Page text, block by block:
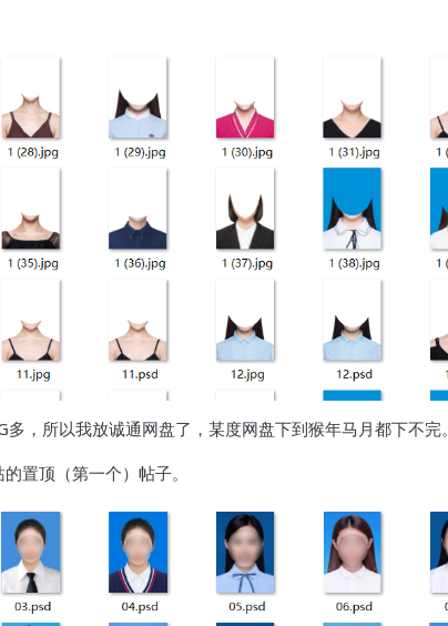
，所以我放诚通网盘了，某度网盘下到猴年马月都下不完。
置顶（第一个）帖子。